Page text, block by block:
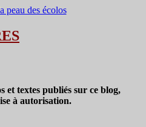
et textes publiés sur ce blog,
à autorisation.